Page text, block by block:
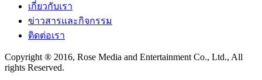
เกี่ยวกับเรา
ข่าวสารและกิจกรรม
ติดต่อเรา
Copyright ® 2016, Rose Media and Entertainment Co., Ltd., All
rights Reserved.